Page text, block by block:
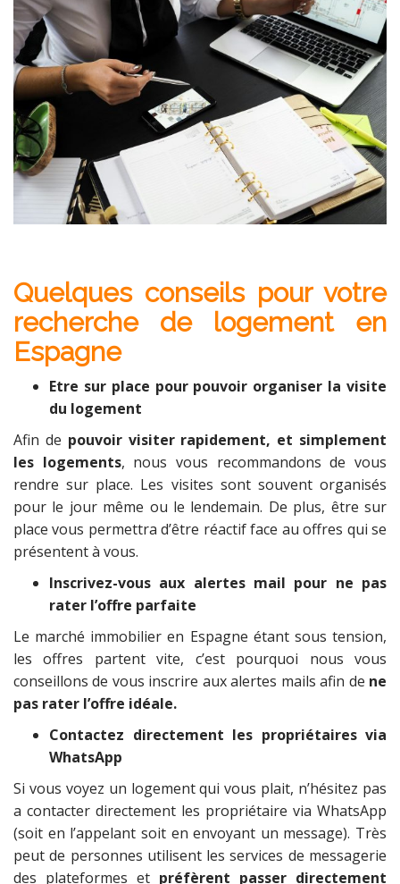
Quelques conseils pour votre
recherche de logement en
Espagne
Etre sur place pour pouvoir organiser la visite
du logement
Afin de pouvoir visiter rapidement, et simplement
les logements, nous vous recommandons de vous
rendre sur place. Les visites sont souvent organisés
pour le jour même ou le lendemain. De plus, être sur
place vous permettra d’être réactif face au offres qui se
présentent à vous.
Inscrivez-vous aux alertes mail pour ne pas
rater l’offre parfaite
Le marché immobilier en Espagne étant sous tension,
les offres partent vite, c’est pourquoi nous vous
conseillons de vous inscrire aux alertes mails afin de ne
pas rater l’offre idéale.
Contactez directement les propriétaires via
WhatsApp
Si vous voyez un logement qui vous plait, n’hésitez pas
a contacter directement les propriétaire via WhatsApp
(soit en l’appelant soit en envoyant un message). Très
peut de personnes utilisent les services de messagerie
des plateformes et préfèrent passer directement